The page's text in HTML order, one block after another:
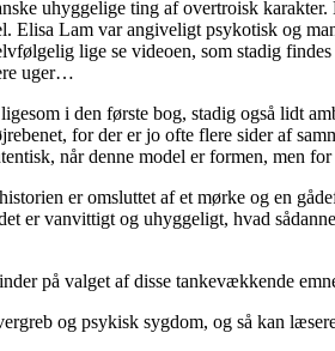
uhyggelige ting af overtroisk
Elisa Lam var angiveligt psykotisk og
lige se videoen, som stadig
uger…
i den første bog, stadig også lidt
for der er jo ofte flere sider af
når denne model er formen, men
er omsluttet af et mørke og en
er vanvittigt og uhyggeligt, hvad
på valget af disse tankevækkende
og psykisk sygdom, og så kan